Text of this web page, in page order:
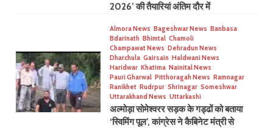
2026’ की तैयारियां अंतिम दौर में
Almora News Bageshwar News Banbasa
Bdarinath Bhimtal Chamoli
Champawat News Dehradun News
Dharchula Gairsain Haldwani News
Haridwar Khatima Nainital News
Pauri Gharwal Pitthoragah News Ramnagar
Ranikhet Rudrpur Shrinagar Someshwar
Uttarakhand News Uttarkashi
अल्मोड़ा सोमेश्वरर सड़क के गड्ढों को बताया
‘स्विमिंग पूल’, कांग्रेस ने कैबिनेट मंत्री से